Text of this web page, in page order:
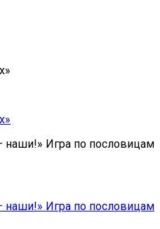
Игра по пословицам
Игра по пословицам